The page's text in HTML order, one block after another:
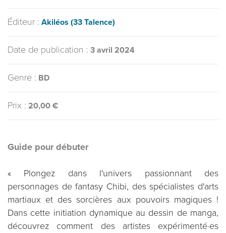
Éditeur : Akiléos (33 Talence)
Date de publication : 3 avril 2024
Genre : BD
Prix : 20,00 €
Guide pour débuter
« Plongez dans l'univers passionnant des
personnages de fantasy Chibi, des spécialistes d'arts
martiaux et des sorcières aux pouvoirs magiques !
Dans cette initiation dynamique au dessin de manga,
découvrez comment des artistes expérimenté·es